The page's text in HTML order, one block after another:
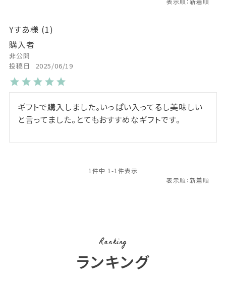
Yすあ
1
購入者
非公開
投稿日
2025/06/19
ギフトで購入しました。いっぱい入ってるし美味しい
と言ってました。とてもおすすめなギフトです。
1件中 1 -1 件表示
Ranking
ランキング